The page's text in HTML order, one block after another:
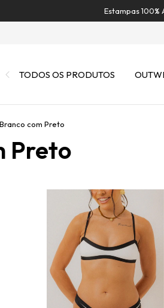
Estampas 100%
TODOS OS PRODUTOS
Branco com Preto
Preto